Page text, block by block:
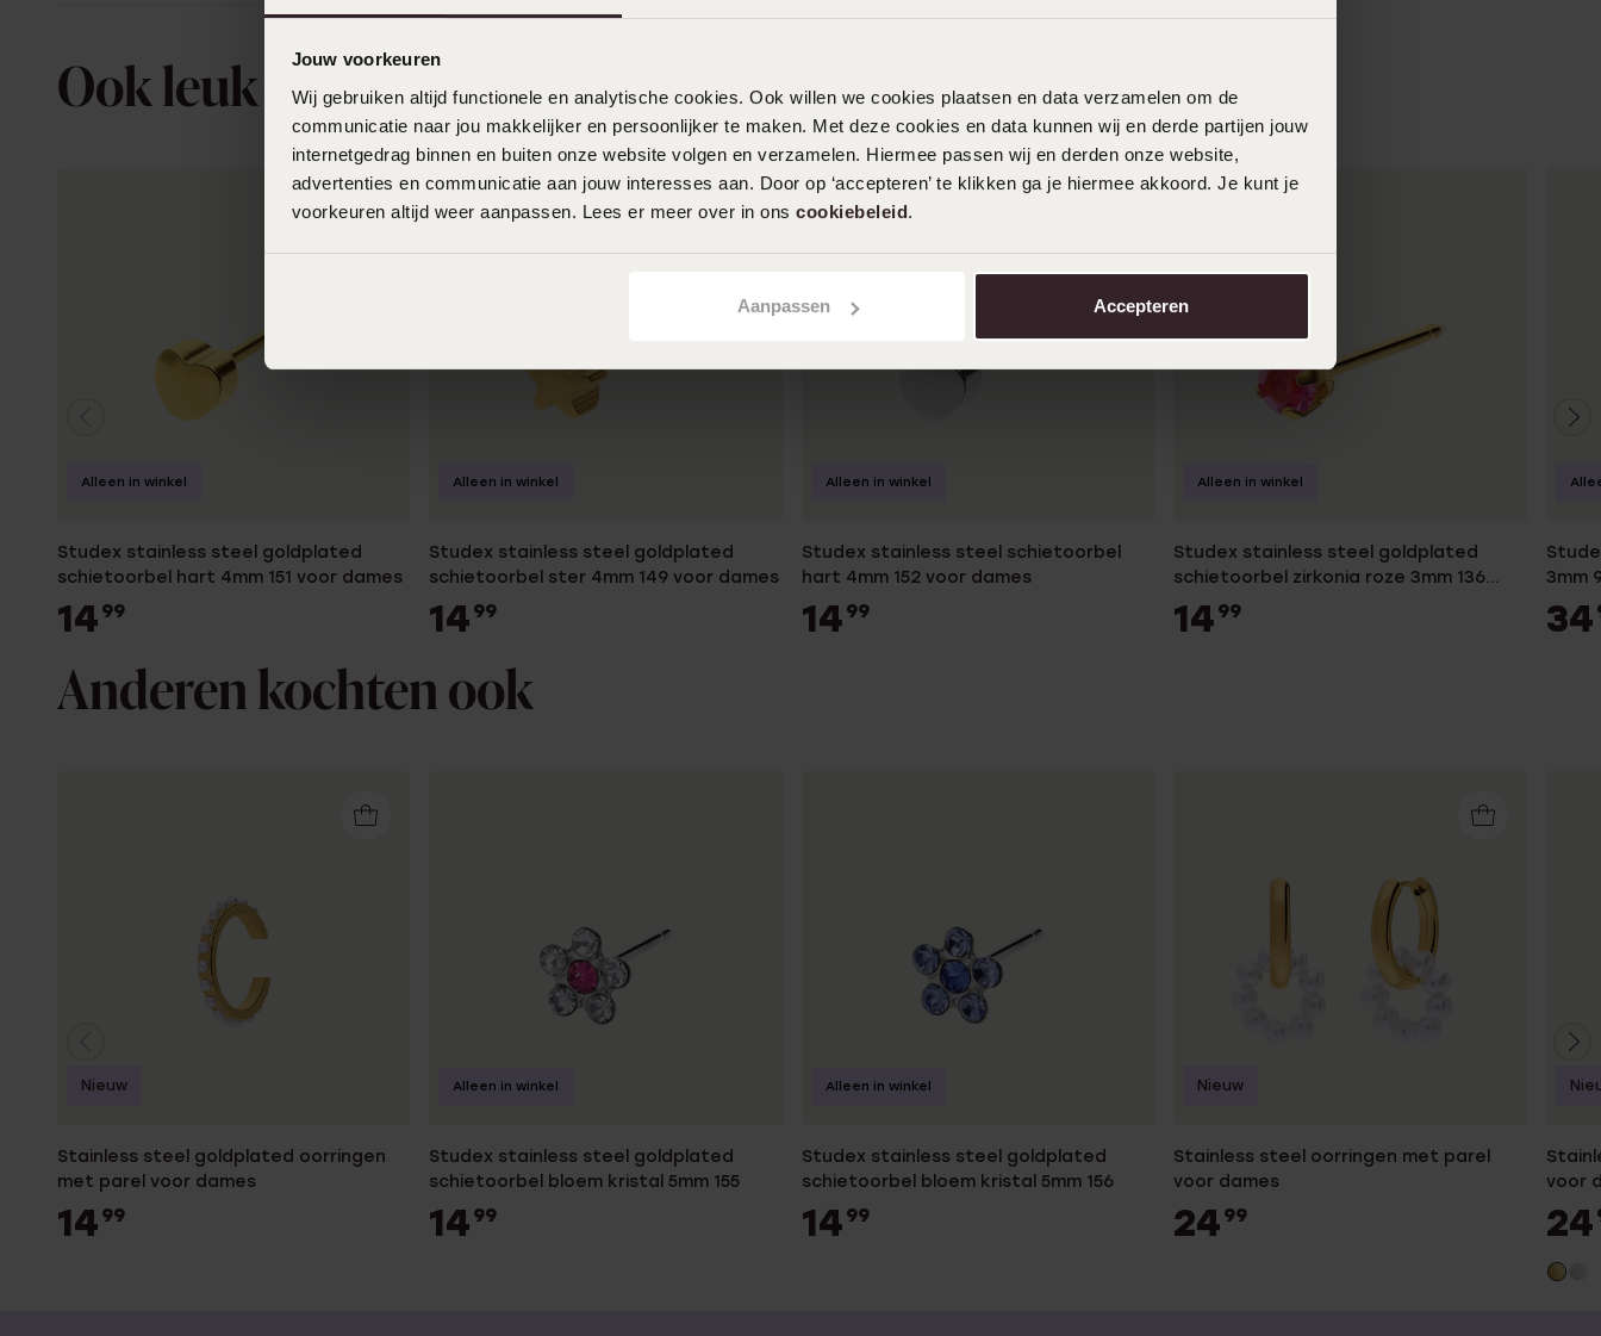
Jouw voorkeuren
Wij gebruiken altijd functionele en analytische cookies. Ook willen we cookies plaatsen en data verzamelen om de
communicatie naar jou makkelijker en persoonlijker te maken. Met deze cookies en data kunnen wij en derde partijen jouw
internetgedrag binnen en buiten onze website volgen en verzamelen. Hiermee passen wij en derden onze website,
advertenties en communicatie aan jouw interesses aan. Door op ‘accepteren’ te klikken ga je hiermee akkoord. Je kunt je
voorkeuren altijd weer aanpassen. Lees er meer over in ons cookiebeleid.
Aanpassen Accepteren
Ook leuk voor jou
Studex stainless steel goldplated
schietoorbel hart 4mm 151 voor dames
14 99
Alleen in winkel
Studex stainless steel goldplated
schietoorbel ster 4mm 149 voor dames
14 99
Alleen in winkel
Studex stainless steel schietoorbel
hart 4mm 152 voor dames
14 99
Alleen in winkel
Studex stainless steel goldplated
schietoorbel zirkonia roze 3mm 136
voor dames
14 99
Alleen in winkel
3mm
34
Anderen kochten ook
Stainless steel goldplated oorringen
met parel voor dames
14 99
Nieuw
Studex stainless steel goldplated
schietoorbel bloem kristal 5mm 155
14 99
Alleen in winkel
Studex stainless steel goldplated
schietoorbel bloem kristal 5mm 156
14 99
Alleen in winkel
Stainless steel oorringen met parel
voor dames
24 99
Nieuw
voor
24